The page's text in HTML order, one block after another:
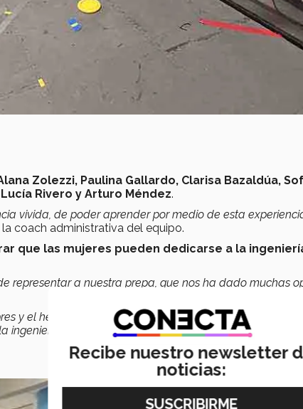
Zolezzi, Paulina Gallardo, Clarisa Bazaldúa,
Lucía Rivero y Arturo Méndez.
vivida, de poder aprender por medio de esta
la coach administrativa del equipo.
que las mujeres pueden dedicarse a la
representar a nuestra prepa, que nos ha dado muchas
y el hecho de poder hacer que otras mujeres se
ingeniería y poderme considerar que puedo trabajar en
Recibe nuestro newsletter
noticias: